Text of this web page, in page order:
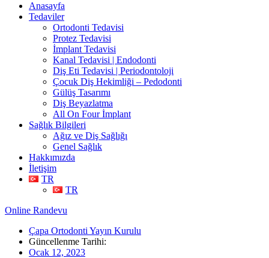
Anasayfa
Tedaviler
Ortodonti Tedavisi
Protez Tedavisi
İmplant Tedavisi
Kanal Tedavisi | Endodonti
Diş Eti Tedavisi | Periodontoloji
Çocuk Diş Hekimliği – Pedodonti
Gülüş Tasarımı
Diş Beyazlatma
All On Four İmplant
Sağlık Bilgileri
Ağız ve Diş Sağlığı
Genel Sağlık
Hakkımızda
İletişim
TR
TR
Online Randevu
Çapa Ortodonti Yayın Kurulu
Güncellenme Tarihi:
Ocak 12, 2023